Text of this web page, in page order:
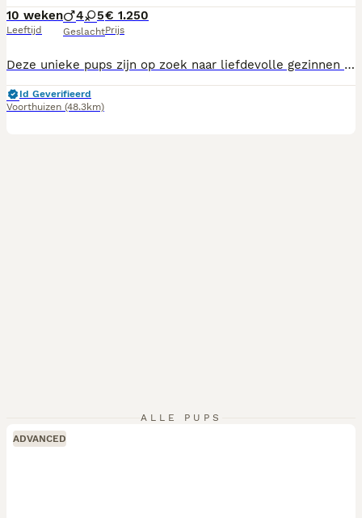
10 weken
Leeftijd
4 5
Geslacht
€ 1.250
Prijs
Deze unieke pups zijn op zoek naar liefdevolle gezinnen of baasjes die hun een warm thuis kunnen bieden. We vinden het belangrijk dat er een goede klik is tussen pup en eigenaar want een pup kies je voor een langere tijd. Ben jij of zijn julie op zoek naar een trouwe viervoeter? Neem dan contact op zodat u kennis kunt maken met bruno's prachtige pups! Voor meer informatie of kennismakingsbezoek mag u gerust contact opnemen! ✅️leeftijdsconform gevaccineerd ✅️gechipt ✅️geregistreerd ✅️paspoort ✅️gezondsheidverklaring
Id Geverifieerd
Voorthuizen (48.3km)
ALLE PUPS
ADVANCED